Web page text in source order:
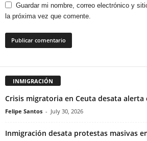
Guardar mi nombre, correo electrónico y
la próxima vez que comente.
INMIGRACIÓN
Crisis migratoria en Ceuta desata alerta
Felipe Santos - July 30, 2026
Inmigración desata protestas masivas